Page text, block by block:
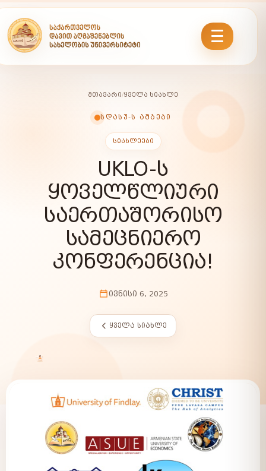
ᲛᲗᲐᲕᲐᲠᲘ/ᲧᲕᲔᲚᲐ ᲡᲘᲐᲮᲚᲔ
ᲡᲓᲐᲡᲣ-Ს ᲐᲛᲑᲔᲑᲘ
ᲡᲘᲐᲮᲚᲔᲔᲑᲘ
UKLO-Ს
ᲧᲝᲕᲔᲚᲬᲚᲘᲣᲠᲘ
ᲡᲐᲔᲠᲗᲐᲨᲝᲠᲘᲡᲝ
ᲡᲐᲛᲔᲪᲜᲘᲔᲠᲝ
ᲙᲝᲜᲤᲔᲠᲔᲜᲪᲘᲐ!
ᲘᲕᲜᲘᲡᲘ 6, 2025
ᲧᲕᲔᲚᲐ ᲡᲘᲐᲮᲚᲔ